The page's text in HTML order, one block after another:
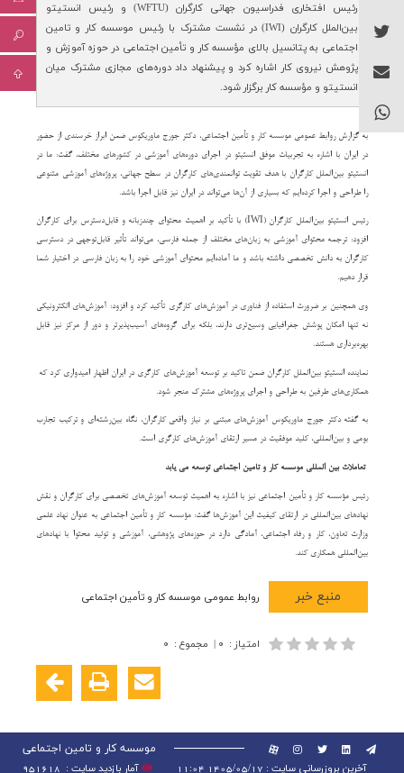
رئیس افتخاری فدراسیون جهانی کارگران (WFTU) و رئیس انستیتو
بین‌الملل کارگران (IWI) در نشست مشترک با رئیس موسسه کار و تامین
اجتماعی به پتانسیل بالای مؤسسه کار و تأمین اجتماعی در حوزه آموزش و
پژوهش نیروی کار اشاره کرد و پیشنهاد داد دوره‌های مجازی مشترک میان
انستیتو و مؤسسه کار برگزار شود.
به گزارش روابط عمومی موسسه کار و تأمین اجتماعی، دکتر جورج ماوریکوس ضمن ابراز خرسندی از حضور
در ایران با اشاره به تجربیات موفق انستیتو در اجرای دوره‌های آموزشی در کشورهای مختلف، گفت: ما در
انستیتو بین‌الملل کارگران با هدف تقویت توانمندی‌های کارگران در سطح جهانی، پروژه‌های آموزشی متنوعی
را طراحی و اجرا کرده‌ایم که بسیاری از آن‌ها می‌تواند در ایران نیز قابل اجرا باشد.
رئیس انستیتو بین‌الملل کارگران (IWI) با تأکید بر اهمیت محتوای چندزبانه و قابل‌دسترس برای کارگران
افزود: ترجمه محتوای آموزشی به زبان‌های مختلف از جمله فارسی، می‌تواند تأثیر قابل‌توجهی در دسترسی
کارگران به دانش تخصصی داشته باشد و ما آماده‌ایم محتوای آموزشی خود را به زبان فارسی در اختیار شما
قرار دهیم.
وی همچنین بر ضرورت استفاده از فناوری در آموزش‌های کارگری تأکید کرد و افزود: آموزش‌های الکترونیکی
نه ‌تنها امکان پوشش جغرافیایی وسیع‌تری دارند، بلکه برای گروه‌های آسیب‌پذیرتر و دور از مرکز نیز قابل
بهره‌برداری هستند.
نماینده انستیتو بین‌الملل کارگران ضمن تاکید بر توسعه آموزش‌های کارگری در ایران اظهار امیدواری کرد که
همکاری‌های طرفین به طراحی و اجرای پروژه‌های مشترک منجر شود.
به گفته دکتر جورج ماوریکوس آموزش‌های مبتنی بر نیاز واقعی کارگران، نگاه بین‌رشته‌ای و ترکیب تجارب
بومی و بین‌المللی، کلید موفقیت در مسیر ارتقای آموزش‌های کارگری است.
تعاملات بین المللی موسسه کار و تامین اجتماعی توسعه می یابد
رئیس مؤسسه کار و تأمین اجتماعی نیز با اشاره به اهمیت توسعه آموزش‌های تخصصی برای کارگران و نقش
نهادهای بین‌المللی در ارتقای کیفیت این آموزش‌ها گفت: مؤسسه کار و تأمین اجتماعی به عنوان نهاد علمی
وزارت تعاون، کار و رفاه اجتماعی، آمادگی دارد در حوزه‌های پژوهشی، آموزشی و تولید محتوا با نهادهای
بین‌المللی همکاری کند.
منبع خبر روابط عمومی موسسه کار و تأمین اجتماعی
امتیاز : ۰ | مجموع : ۰
موسسه کار و تامین اجتماعی
آخرین بروزرسانی سایت : 1405/05/17 11:04
آمار بازدید سایت : 951618